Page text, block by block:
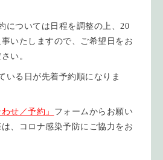
については日程を調整の上、20
いたしますので、ご希望日をお
い。
いる日が先着予約順になりま
せ／予約」
フォームからお願い
、コロナ感染予防にご協力をお